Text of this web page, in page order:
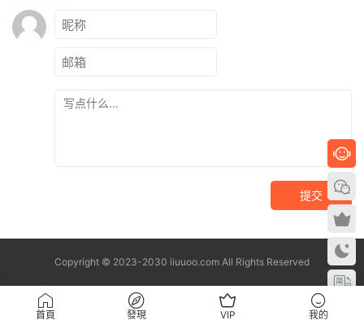
提交
Copyright © 2023-2030 iiuuoo.com All Rights Reserved
首頁 發現 VIP 我的